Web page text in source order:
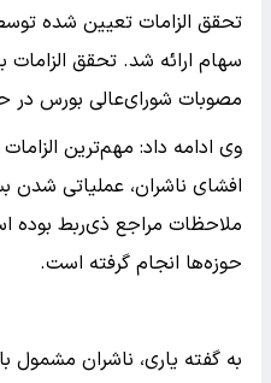
تحقق الزامات تعیین‌ شده توسط
سهام ارائه شد. تحقق الزامات
مصوبات شورای‌عالی بورس
وی ادامه داد: مهم‌ترین
افشای ناشران، عملیاتی
ملاحظات مراجع ذی‌ربط بوده
حوزه‌ها انجام گرفته است.
به گفته یاری، ناشران مشمول